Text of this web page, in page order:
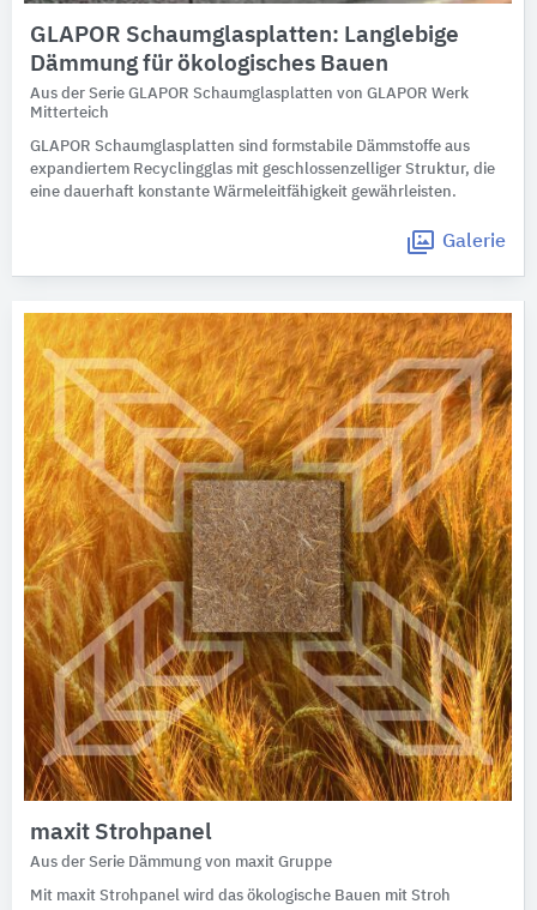
GLAPOR Schaumglasplatten: Langlebige
Dämmung für ökologisches Bauen
Aus der Serie GLAPOR Schaumglasplatten von GLAPOR Werk
Mitterteich
GLAPOR Schaumglasplatten sind formstabile Dämmstoffe aus
expandiertem Recyclingglas mit geschlossenzelliger Struktur, die
eine dauerhaft konstante Wärmeleitfähigkeit gewährleisten.
Galerie
maxit Strohpanel
Aus der Serie Dämmung von maxit Gruppe
Mit maxit Strohpanel wird das ökologische Bauen mit Stroh